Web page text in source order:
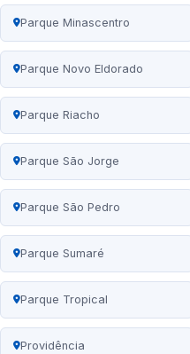
Parque Minascentro
Parque Novo Eldorado
Parque Riacho
Parque São Jorge
Parque São Pedro
Parque Sumaré
Parque Tropical
Providência